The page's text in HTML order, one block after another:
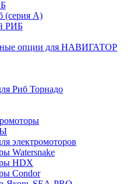
(серия А)
РИБ
опции для НАВИГАТОР
Риб Торнадо
электромоторов
Watersnake
HDX
Condor